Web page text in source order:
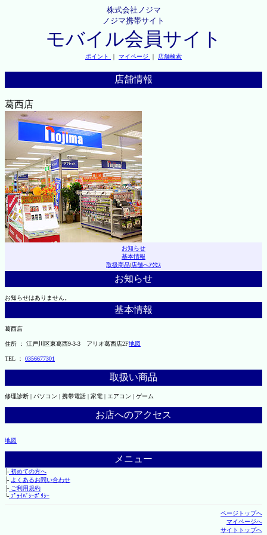
株式会社ノジマ
ノジマ携帯サイト
モバイル会員サイト
ポイント ｜ マイページ ｜ 店舗検索
店舗情報
葛西店
お知らせ
基本情報
取扱商品|店舗へｱｸｾｽ
お知らせ
お知らせはありません。
基本情報
葛西店
住所 ： 江戸川区東葛西9-3-3 アリオ葛西店2F地図
TEL ： 0356677301
取扱い商品
修理診断 | パソコン | 携帯電話 | 家電 | エアコン | ゲーム
お店へのアクセス
地図
メニュー
├初めての方へ
├ よくあるお問い合わせ
├ご利用規約
└ﾌﾟﾗｲﾊﾞｼｰﾎﾟﾘｼｰ
ページトップへ
マイページへ
サイトトップへ